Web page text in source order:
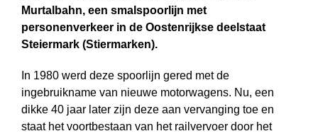
Murtalbahn, een smalspoor­lijn met
personenverkeer in de Oostenrijkse deelstaat
Steiermark (Stiermarken).
In 1980 werd deze spoorlijn gered met de
ingebruikname van nieuwe motor­wagens. Nu, een
dikke 40 jaar later zijn deze aan vervanging toe en
staat het voortbestaan van het railvervoer door het